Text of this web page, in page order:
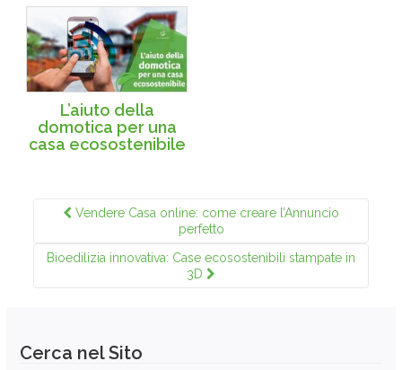
L’aiuto della
domotica per una
casa ecosostenibile
Vendere Casa online: come creare l’Annuncio
perfetto
Bioedilizia innovativa: Case ecosostenibili stampate in
3D
Cerca nel Sito